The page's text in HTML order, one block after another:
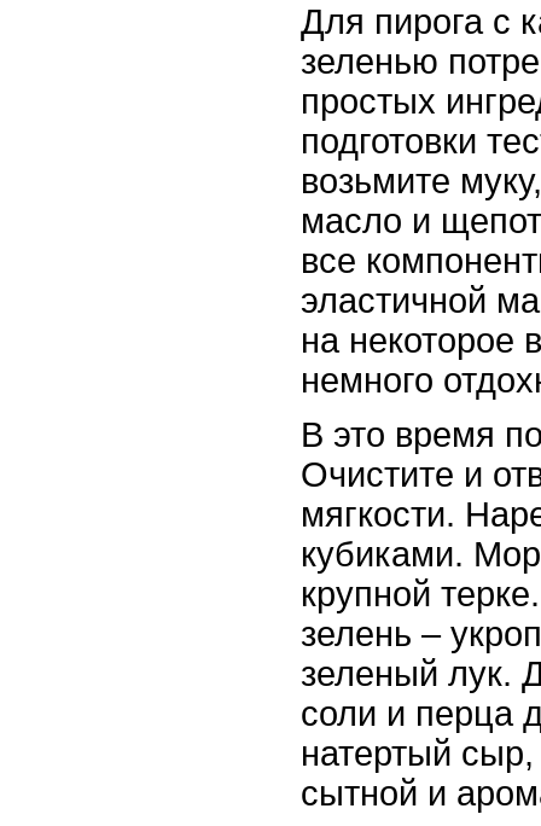
Для пирога с
зеленью
простых
подготовки
возьмите
масло и
все
эластичной
на некоторое
немного
В это время
Очистите и
мягкости.
кубиками.
крупной
зелень –
зеленый лук.
соли и перца
натертый
сытной и